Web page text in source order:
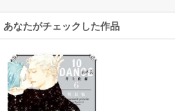
あなたがチェックした作品